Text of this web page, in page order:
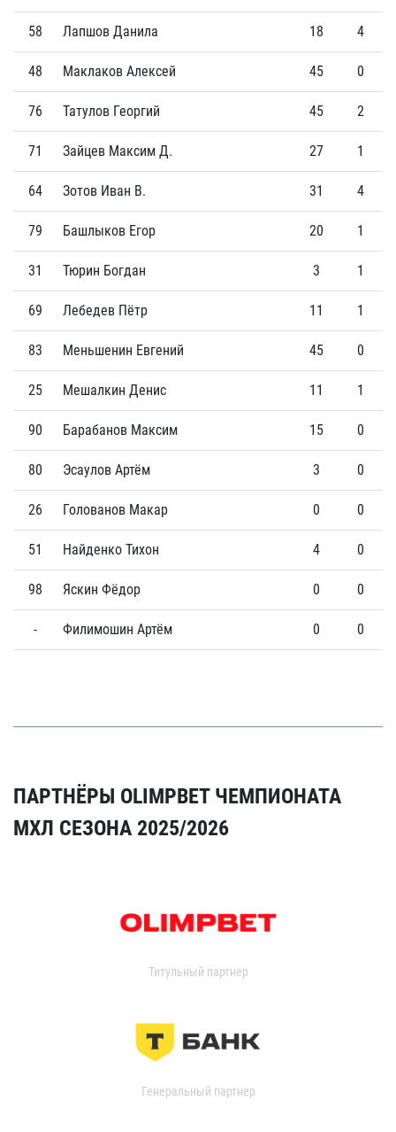
58 Лапшов Данила 18 4
48 Маклаков Алексей 45 0
76 Татулов Георгий 45 2
71 Зайцев Максим Д. 27 1
64 Зотов Иван В. 31 4
79 Башлыков Егор 20 1
31 Тюрин Богдан 3 1
69 Лебедев Пётр 11 1
83 Меньшенин Евгений 45 0
25 Мешалкин Денис 11 1
90 Барабанов Максим 15 0
80 Эсаулов Артём 3 0
26 Голованов Макар 0 0
51 Найденко Тихон 4 0
98 Яскин Фёдор 0 0
- Филимошин Артём 0 0
ПАРТНЁРЫ OLIMPBET ЧЕМПИОНАТА
МХЛ СЕЗОНА 2025/2026
Титульный партнер
Генеральный партнер